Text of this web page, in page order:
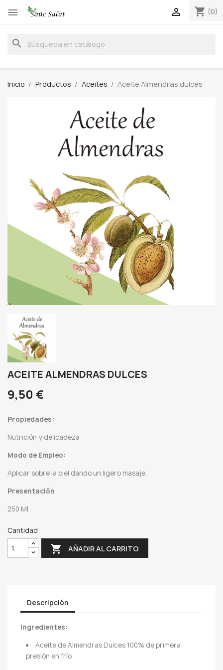
 shopping_cart (0)

search
Inicio Productos Aceites Aceite Almendras dulces
ACEITE ALMENDRAS DULCES
9,50 €
Propiedades:
Nutrición y delicadeza
Modo de Empleo:
Aplicar sobre la piel dando un ligero masaje.
Presentación
250 Ml
Cantidad
 AÑADIR AL CARRITO
Descripción
Ingredientes:
Aceite de Almendras Dulces 100% de primera
presión en frío